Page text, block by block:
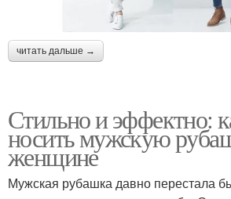
читать дальше →
Стильно и эффектно:
носить мужскую
женщине
Мужская рубашка давно перестала